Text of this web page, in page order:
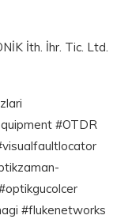
İth. İhr. Tic. Ltd.
#OTDR
#flukenetworks